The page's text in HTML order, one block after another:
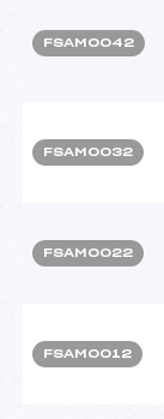
FSAM0042
FSAM0032
FSAM0022
FSAM0012